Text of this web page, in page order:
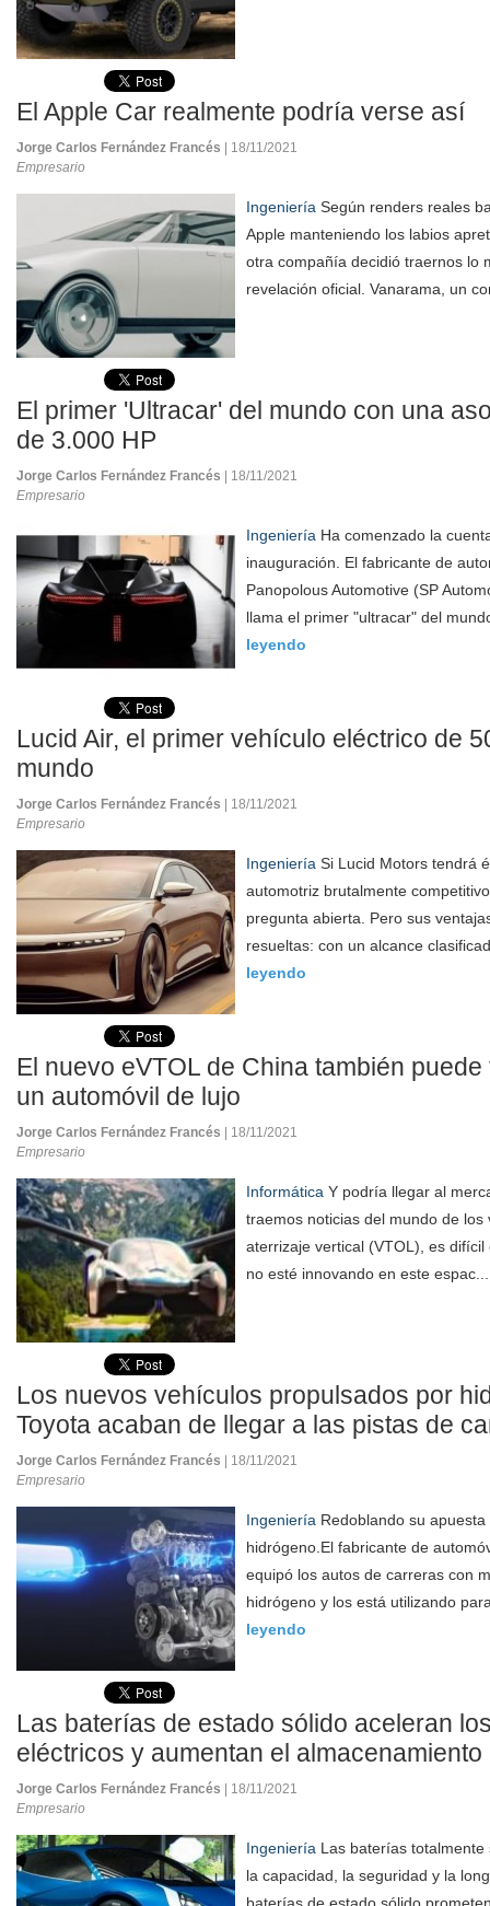
El Apple Car realmente podría verse así
Jorge Carlos Fernández Francés
| 18/11/2021
Empresario
Ingeniería Según renders reales
Apple manteniendo los labios
otra compañía decidió traernos lo
revelación oficial. Vanarama, un
El primer 'Ultracar' del mundo con una
de 3.000 HP
Jorge Carlos Fernández Francés
| 18/11/2021
Empresario
Ingeniería Ha comenzado la
inauguración. El fabricante de
Panopolous Automotive (SP
llama el primer "ultracar" del
leyendo
Lucid Air, el primer vehículo eléctrico de
mundo
Jorge Carlos Fernández Francés
| 18/11/2021
Empresario
Ingeniería Si Lucid Motors tendrá
automotriz brutalmente
pregunta abierta. Pero sus
resueltas: con un alcance
leyendo
El nuevo eVTOL de China también
un automóvil de lujo
Jorge Carlos Fernández Francés
| 18/11/2021
Empresario
Informática Y podría llegar al
traemos noticias del mundo de
aterrizaje vertical (VTOL), es
no esté innovando en este
Los nuevos vehículos propulsados ​​por
Toyota acaban de llegar a las pistas de
Jorge Carlos Fernández Francés
| 18/11/2021
Empresario
Ingeniería Redoblando su
hidrógeno.El fabricante de
equipó los autos de carreras con
hidrógeno y los está utilizando
leyendo
Las baterías de estado sólido aceleran
eléctricos y aumentan el almacenamiento
Jorge Carlos Fernández Francés
| 18/11/2021
Empresario
Ingeniería Las baterías
la capacidad, la seguridad y la